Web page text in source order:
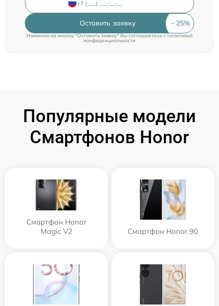
Оставить заявку
Нажимая на кнопку "Оставить заявку" Вы соглашаетесь cполитикой
конфиденциальности
Популярные модели
Смартфонов Honor
Смартфон Honor
Magic V2
Смартфон Honor 90